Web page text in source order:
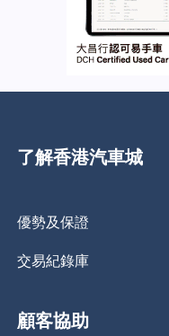
了解香港汽車城
優勢及保證
交易紀錄庫
顧客協助